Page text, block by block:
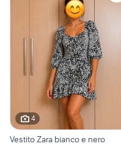
4
Vestito Zara bianco e nero